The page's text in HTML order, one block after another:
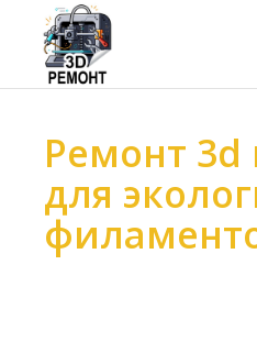
Ремонт 3d
для